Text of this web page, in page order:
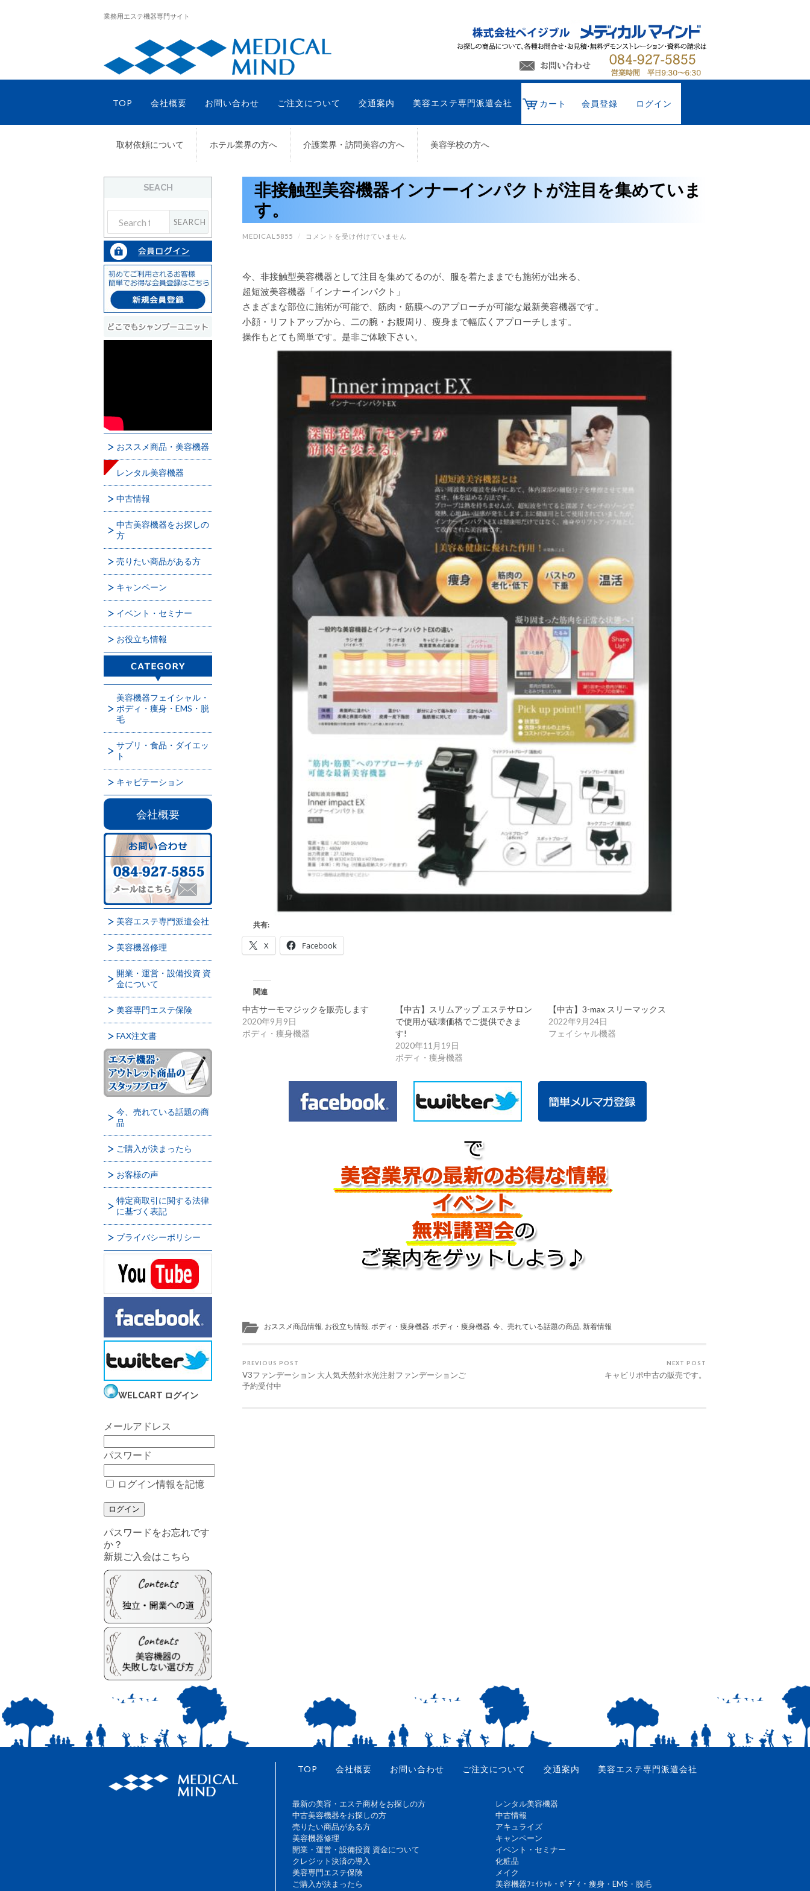
業務用エステ機器専門サイト
TOP 会社概要 お問い合わせ ご注文について 交通案内 美容エステ専門派遣会社 カート 会員登録 ログイン
取材依頼について ホテル業界の方へ 介護業界・訪問美容の方へ 美容学校の方へ
非接触型美容機器インナーインパクトが注目を集めていま
す。
MEDICAL5855 /
非
美
容
機
イ
ナ
ー
ン
注
目
集
め
て
い
コメントを受け付けていません
今、非接触型美容機器として注目を集めてるのが、服を着たままでも施術が出来る、
超短波美容機器「インナーインパクト」
さまざまな部位に施術が可能で、筋肉・筋膜へのアプローチが可能な最新美容機器です。
小顔・リフトアップから、二の腕・お腹周り、痩身まで幅広くアプローチします。
操作もとても簡単です。是非ご体験下さい。
共有:
X Facebook
関連
中古サーモマジックを販売します
2020年9月9日
ボディ・痩身機器
【中古】スリムアップ エステサロン
で使用が破壊価格でご提供できま
す!
2020年11月19日
ボディ・痩身機器
【中古】3-max スリーマックス
2022年9月24日
フェイシャル機器
おススメ商品情報, お役立ち情報, ボディ・痩身機器, ボディ・痩身機器, 今、売れている話題の商品, 新着情報
PREVIOUS POST
V3ファンデーション 大人気天然針水光注射ファンデーションご
予約受付中
NEXT POST
キャビリポ中古の販売です。
SEACH
おススメ商品・美容機器
レンタル美容機器
中古情報
中古美容機器をお探しの
方
売りたい商品がある方
キャンペーン
イベント・セミナー
お役立ち情報
美容機器フェイシャル・
ボディ・痩身・EMS・脱
毛
サプリ・食品・ダイエッ
ト
キャビテーション
会社概要
美容エステ専門派遣会社
美容機器修理
開業・運営・設備投資 資
金について
美容専門エステ保険
FAX注文書
今、売れている話題の商
品
ご購入が決まったら
お客様の声
特定商取引に関する法律
に基づく表記
プライバシーポリシー
WELCART ログイン
メールアドレス
パスワード
ログイン情報を記憶
パスワードをお忘れです
か？
新規ご入会はこちら
TOP 会社概要 お問い合わせ ご注文について 交通案内 美容エステ専門派遣会社
最新の美容・エステ商材をお探しの方
中古美容機器をお探しの方
売りたい商品がある方
美容機器修理
開業・運営・設備投資 資金について
クレジット決済の導入
美容専門エステ保険
ご購入が決まったら
レンタル美容機器
中古情報
アキュライズ
キャンペーン
イベント・セミナー
化粧品
メイク
美容機器ﾌｪｲｼｬﾙ・ﾎﾞﾃﾞｨ・痩身・EMS・脱毛